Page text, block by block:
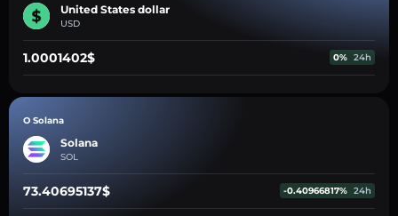
United States dollar
USD
1.0001402$ 0% 24h
O Solana
Solana
SOL
73.40695137$ -0.40966817% 24h